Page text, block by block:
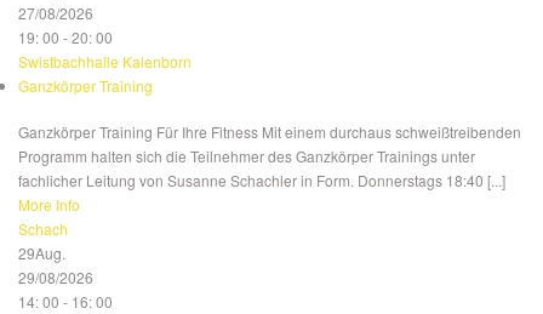
27/08/2026
19: 00 - 20: 00
Swistbachhalle Kalenborn
Ganzkörper Training
Ganzkörper Training Für Ihre Fitness Mit einem durchaus schweißtreibenden
Programm halten sich die Teilnehmer des Ganzkörper Trainings unter
fachlicher Leitung von Susanne Schachler in Form. Donnerstags 18:40 [...]
More Info
Schach
29Aug.
29/08/2026
14: 00 - 16: 00